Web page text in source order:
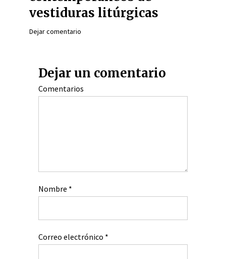
vestiduras litúrgicas
Dejar comentario
Dejar un comentario
Comentarios
Nombre *
Correo electrónico *